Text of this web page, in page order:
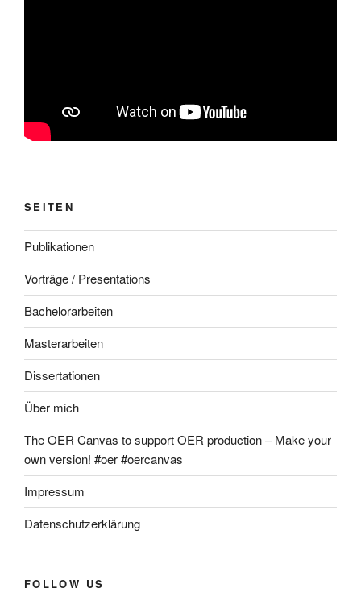
SEITEN
Publikationen
Vorträge / Presentations
Bachelorarbeiten
Masterarbeiten
Dissertationen
Über mich
The OER Canvas to support OER production – Make your
own version! #oer #oercanvas
Impressum
Datenschutzerklärung
FOLLOW US